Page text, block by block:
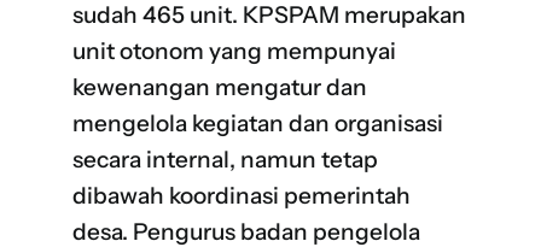
sudah 465 unit. KPSPAM merupakan
unit otonom yang mempunyai
kewenangan mengatur dan
mengelola kegiatan dan organisasi
secara internal, namun tetap
dibawah koordinasi pemerintah
desa. Pengurus badan pengelola